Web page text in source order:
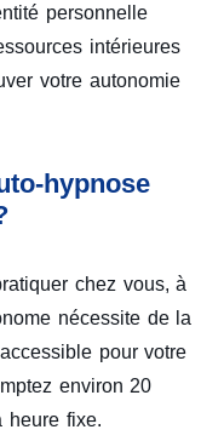
personnelle
intérieures
votre autonomie
hypnose
chez vous, à
nécessite de la
pour votre
environ 20
heure fixe.